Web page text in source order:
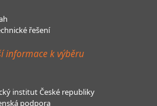
řešení
informace k výběru
institut České republiky
podpora